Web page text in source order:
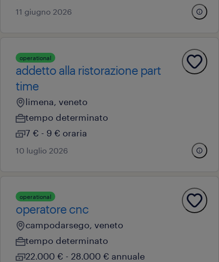
11 giugno 2026
operational
addetto alla ristorazione part
time
limena, veneto
tempo determinato
7 € - 9 € oraria
10 luglio 2026
operational
operatore cnc
campodarsego, veneto
tempo determinato
22.000 € - 28.000 € annuale